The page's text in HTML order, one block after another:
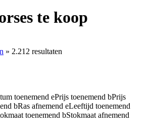
te koop
» 2.212 resultaten
toenemend ePrijs toenemend bPrijs
bRas afnemend eLeeftijd toenemend
toenemend bStokmaat afnemend